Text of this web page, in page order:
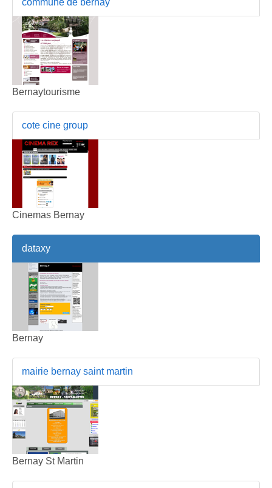
Bernaytourisme
cote cine group
Cinemas Bernay
dataxy
Bernay
mairie bernay saint martin
Bernay St Martin